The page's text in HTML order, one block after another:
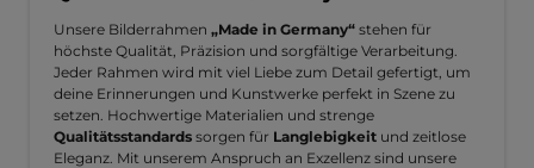
Unsere Bilderrahmen „Made in Germany“ stehen für
höchste Qualität, Präzision und sorgfältige Verarbeitung.
Jeder Rahmen wird mit viel Liebe zum Detail gefertigt, um
deine Erinnerungen und Kunstwerke perfekt in Szene zu
setzen. Hochwertige Materialien und strenge
Qualitätsstandards sorgen für Langlebigkeit und zeitlose
Eleganz. Mit unserem Anspruch an Exzellenz sind unsere